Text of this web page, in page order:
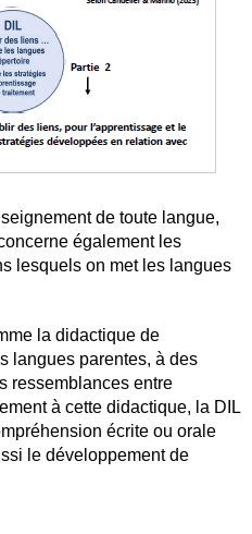
de toute langue,
également les
lesquels on met les langues
la didactique de
langues parentes, à des
ressemblances entre
à cette didactique, la DIL
écrite ou orale
le développement de